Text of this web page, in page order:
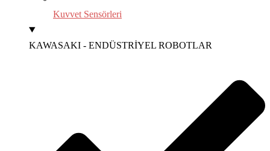
Kuvvet Sensörleri
KAWASAKI - ENDÜSTRİYEL ROBOTLAR